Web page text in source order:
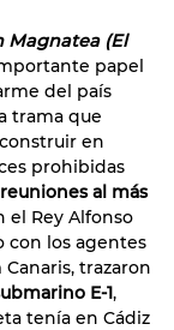
Magnatea (El
papel
del país
trama que
en
prohibidas
reuniones al más
el Rey Alfonso
con los agentes
trazaron
E-1,
tenía en Cádiz